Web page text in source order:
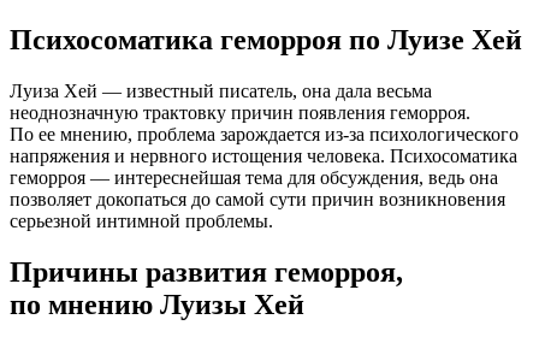
Психосоматика геморроя по Луизе Хей
Луиза Хей — известный писатель, она дала весьма
неоднозначную трактовку причин появления геморроя.
По ее мнению, проблема зарождается из-за психологического
напряжения и нервного истощения человека. Психосоматика
геморроя — интереснейшая тема для обсуждения, ведь она
позволяет докопаться до самой сути причин возникновения
серьезной интимной проблемы.
Причины развития геморроя,
по мнению Луизы Хей